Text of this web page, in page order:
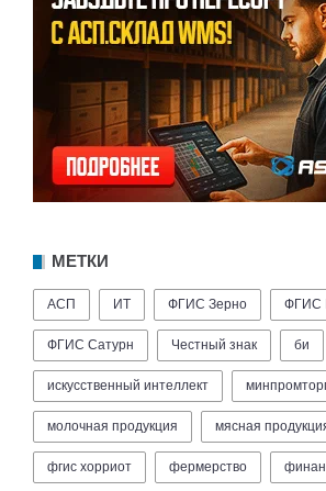
МЕТКИ
АСП ИТ ФГИС Зерно ФГИС
ФГИС Сатурн Честный знак би
искусственный интеллект
молочная продукция мясная
фгис хорриот фермерство